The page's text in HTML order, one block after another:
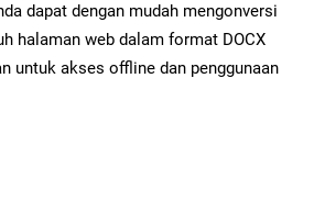
dapat dengan mudah mengonversi
halaman web dalam format DOCX
untuk akses offline dan penggunaan